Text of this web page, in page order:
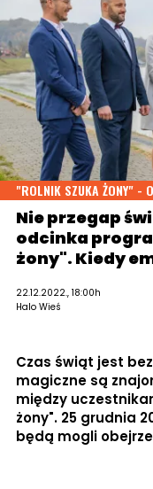
"ROLNIK SZUKA ŻONY" -
Nie przegap
odcinka
żony". Kiedy
22.12.2022., 18:00h
Halo Wieś
Czas świąt jest
magiczne są
między
żony". 25 grudnia
będą mogli